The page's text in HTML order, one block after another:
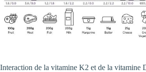
Interaction de la vitamine K2 et de la vitamine